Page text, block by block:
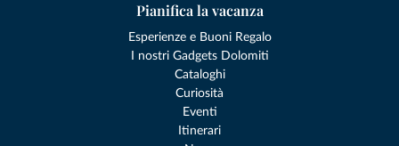
Pianifica la vacanza
Esperienze e Buoni Regalo
I nostri Gadgets Dolomiti
Cataloghi
Curiosità
Eventi
Itinerari